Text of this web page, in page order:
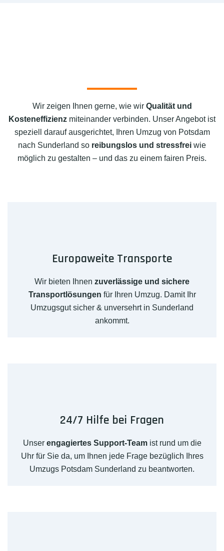
Wir zeigen Ihnen gerne, wie wir Qualität und
Kosteneffizienz miteinander verbinden. Unser Angebot ist
speziell darauf ausgerichtet, Ihren Umzug von Potsdam
nach Sunderland so reibungslos und stressfrei wie
möglich zu gestalten – und das zu einem fairen Preis.
Europaweite Transporte
Wir bieten Ihnen zuverlässige und sichere
Transportlösungen für Ihren Umzug. Damit Ihr
Umzugsgut sicher & unversehrt in Sunderland
ankommt.
24/7 Hilfe bei Fragen
Unser engagiertes Support-Teamist rund um die
Uhr für Sie da, um Ihnen jede Frage bezüglich Ihres
Umzugs Potsdam Sunderland zu beantworten.